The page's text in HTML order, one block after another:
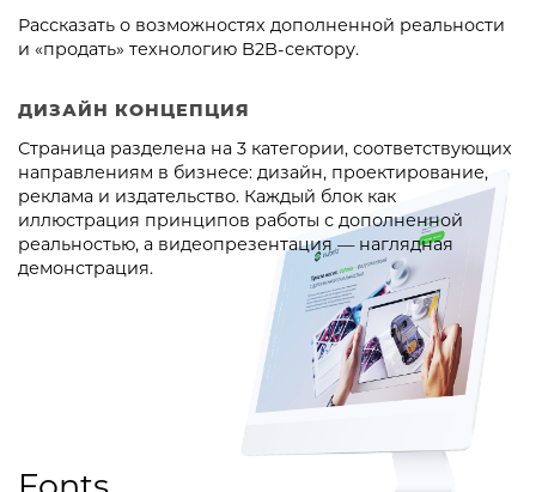
Рассказать о возможностях дополненной реальности
и «продать» технологию B2B-сектору.
ДИЗАЙН КОНЦЕПЦИЯ
Страница разделена на 3 категории, соответствующих
направлениям в бизнесе: дизайн, проектирование,
реклама и издательство. Каждый блок как
иллюстрация принципов работы с дополненной
реальностью, а видеопрезентация — наглядная
демонстрация.